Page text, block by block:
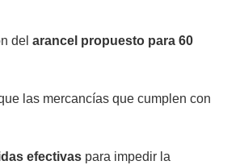
del arancel propuesto para 60
las mercancías que cumplen con
efectivas para impedir la